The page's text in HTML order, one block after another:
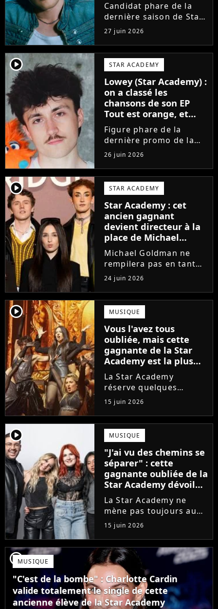
Candidat phare de la
dernière saison de Star
Academy, Bastiaan fait
enfin les présentations
en musique. Découvrez
son premier single
Château, très Troye
Sivan dans l'esprit, et
son...
27 juin 2026
player2 STAR ACADEMY
Lowey (Star Academy) :
on a classé les
chansons de son EP
Tout est orange, et
voici la meilleure !
Figure phare de la
dernière promo de la
Star Academy, Léo se
lance enfin. Sous le nom
de scène Lowey, l'artiste
de 25 ans dévoile un
premier EP énergique et
très prometteur
nommé...
26 juin 2026
player2 STAR ACADEMY
Star Academy : cet
ancien gagnant
devient directeur à la
place de Michael
Goldman ? Il donne
enfin sa réponse
Michael Goldman ne
rempilera pas en tant
que directeur de la
prochaine saison de la
Star Academy. Mais qui
prendra sa place ? Alors
que son nom circule,
cet ancien gagnant de
l'émission...
24 juin 2026
player2 MUSIQUE
Vous l'avez tous
oubliée, mais cette
gagnante de la Star
Academy est la plus
écoutée de l'histoire
de l'émission !
La Star Academy
réserve quelques
surprises. Cette
gagnante totalement
oubliée de l'émission
est aujourd'hui plus
écoutée en streaming
que Jenifer et Nolwenn
Leroy !
15 juin 2026
player2 MUSIQUE
"J'ai vu des chemins se
séparer" : cette
gagnante oubliée de la
Star Academy dévoile
l'envers du décor du
métier
La Star Academy ne
mène pas toujours au
succès. Après l'échec de
son premier album,
Anisha Jo, gagnante de
la Star Academy 2022, a
vu beaucoup de portes
se fermer. Sur
Instagram, elle...
15 juin 2026
player2MUSIQUE
"C'est de la bombe" : Charlotte Cardin
valide totalement le single de cette
ancienne élève de la Star Academy